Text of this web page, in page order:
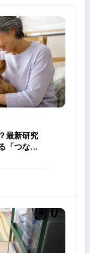
最新研究
「つなが